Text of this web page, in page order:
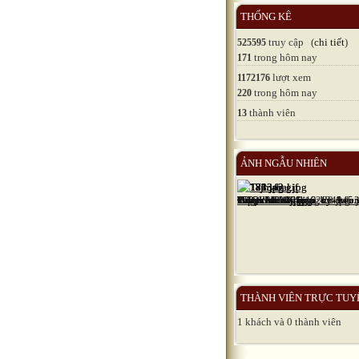
THỐNG KÊ
525595 truy cập (chi tiết)
171 trong hôm nay
1172176 lượt xem
220 trong hôm nay
13 thành viên
ẢNH NGẪU NHIÊN
THÀNH VIÊN TRỰC
1 khách và 0 thành viên